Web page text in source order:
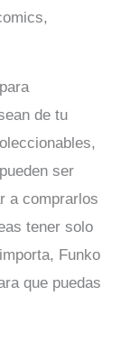
de tu
ser
a comprarlos
tener solo
Funko
que puedas